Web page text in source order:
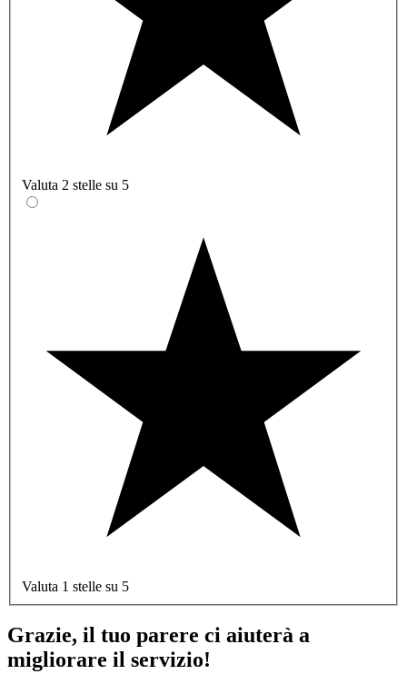
Valuta 2 stelle su 5
Valuta 1 stelle su 5
Grazie, il tuo parere ci aiuterà a
migliorare il servizio!